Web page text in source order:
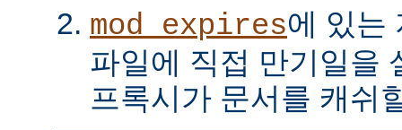
mod_expires에 있는
파일에 직접 만기일을
프록시가 문서를 캐쉬